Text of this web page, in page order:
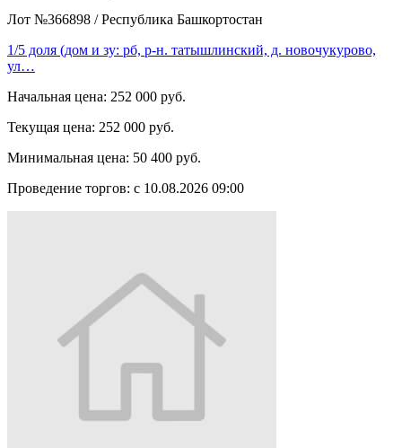
Лот №366898 / Республика Башкортостан
1/5 доля (дом и зу: рб, р-н. татышлинский, д. новочукурово,
ул…
Начальная цена: 252 000 руб.
Текущая цена: 252 000 руб.
Минимальная цена: 50 400 руб.
Проведение торгов: с 10.08.2026 09:00